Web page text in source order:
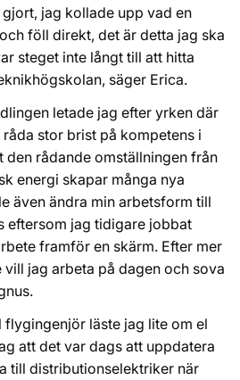
jag kollade upp vad en
föll direkt, det är detta jag ska
steget inte långt till att hitta
säger Erica.
letade jag efter yrken där
stor brist på kompetens i
den rådande omställningen från
energi skapar många nya
även ändra min arbetsform till
eftersom jag tidigare jobbat
framför en skärm. Efter mer
jag arbeta på dagen och sova
flygingenjör läste jag lite om el
att det var dags att uppdatera
till distributionselektriker när